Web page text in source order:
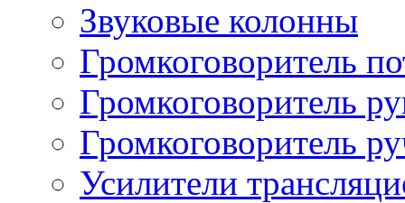
Звуковые колонны
Громкоговоритель
Громкоговоритель
Громкоговоритель
Усилители